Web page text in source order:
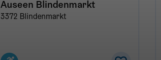
Auseen Blindenmarkt
3372 Blindenmarkt